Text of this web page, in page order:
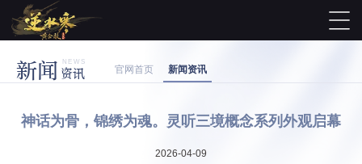
新闻 资讯
NEWS
官网首页 新闻资讯
神话为骨，锦绣为魂。灵听三境概念系列外观启幕
2026-04-09